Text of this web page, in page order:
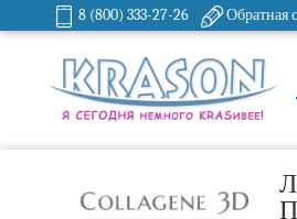
8 (800) 333-27-26 Обратная